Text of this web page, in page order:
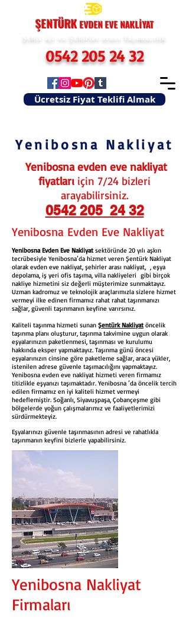
Ücretsiz Fiyat Teklifi Almak
ŞENTÜRKEVDEN EVENAKLİYAT
0542 205 24 32
Şehir içi ve Şehirler arası Taşımacılık
Yenibosna Nakliyat
Yenibosna evden eve nakliyat
fiyatları için 7/24 bizleri
arayabilirsiniz.
0542 205 24 32
Yenibosna Evden Eve Nakliyat
Yenibosna Evden Eve Nakliyat sektöründe 20 yılı aşkın
tecrübesiyle Yenibosna’da hizmet veren Şentürk Nakliyat
olarak evden eve nakliyat, şehirler arası nakliyat, , eşya
depolama, iş yeri ofis taşıma, villa nakliyeleri gibi birçok
nakliye hizmetini siz değerli müşterimize sunmaktayız.
Uzman kadromuz ve teknolojik araçlarımızla sizlere hizmet
vermeyi ilke edinen firmamız rahat rahat taşınmanızı
sağlar, güvenli taşınmanın keyfine varırsınız.
Kaliteli taşınma hizmeti sunan Şentürk Nakliyat öncelik
taşınma planı oluşturur, taşınma takvimine uygun olarak
eşyalarınızın paketlenmesi, taşınması ve kurulumu
hakkında eksper yapmaktayız. Taşınma günü öncesi
eşyalarınızın cinsine göre paketleme sağlar, araca yükler,
istenilen adrese güvenle taşımacılığını yapmaktayız.
Yenibosna evden eve nakliyat hizmeti veren firmamız
titizlikle eşyanızı taşımaktadır. Yenibosna ’da öncelik tercih
edilen firmamız en iyi kaliteli hizmet vermeyi
hedeflemiştir. Soğanlı, Siyavuşpaşa, Çobançeşme gibi
bölgelerde yoğun çalışmalarımız ve faaliyetlerimizi
sürdürmekteyiz.
Eşyalarınızı güvenle taşınmasının adresi ve rahatlıkla
taşınmanın keyfini bizlerle yapabilirsiniz.
Yenibosna Nakliyat
Firmaları